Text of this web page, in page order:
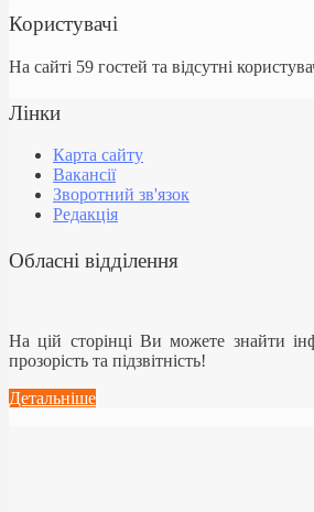
Користувачі
На сайті 59 гостей та відсутні
Лінки
Карта сайту
Вакансії
Зворотний зв'язок
Редакція
Обласні відділення
На цій сторінці Ви можете знайти
прозорість та підзвітність!
Детальніше